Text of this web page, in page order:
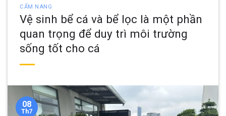
CẨM NANG
Vệ sinh bể cá và bể lọc là một phần
quan trọng để duy trì môi trường
sống tốt cho cá
08
Th7